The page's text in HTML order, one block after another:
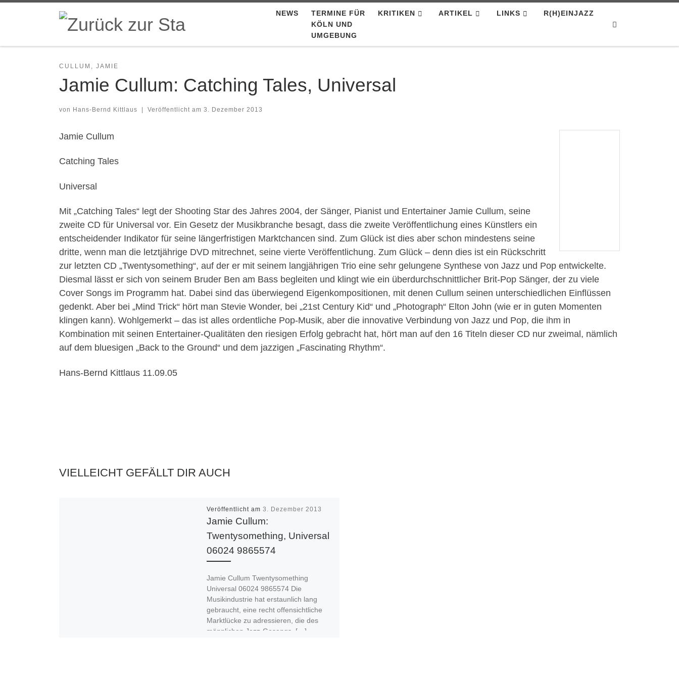
Zum Inhalt springen NEWS
TERMINE FÜR
KÖLN UND
UMGEBUNG
KRITIKEN ARTIKEL LINKS R(H)EINJAZZ
CULLUM, JAMIE
Jamie Cullum: Catching Tales, Universal
von Hans-Bernd Kittlaus | Veröffentlicht am 3. Dezember 2013
Jamie Cullum
Catching Tales
Universal
Mit „Catching Tales“ legt der Shooting Star des Jahres 2004, der Sänger, Pianist und Entertainer Jamie Cullum, seine
zweite CD für Universal vor. Ein Gesetz der Musikbranche besagt, dass die zweite Veröffentlichung eines Künstlers ein
entscheidender Indikator für seine längerfristigen Marktchancen sind. Zum Glück ist dies aber schon mindestens seine
dritte, wenn man die letztjährige DVD mitrechnet, seine vierte Veröffentlichung. Zum Glück – denn dies ist ein Rückschritt
zur letzten CD „Twentysomething“, auf der er mit seinem langjährigen Trio eine sehr gelungene Synthese von Jazz und Pop entwickelte.
Diesmal lässt er sich von seinem Bruder Ben am Bass begleiten und klingt wie ein überdurchschnittlicher Brit-Pop Sänger, der zu viele
Cover Songs im Programm hat. Dabei sind das überwiegend Eigenkompositionen, mit denen Cullum seinen unterschiedlichen Einflüssen
gedenkt. Aber bei „Mind Trick“ hört man Stevie Wonder, bei „21st Century Kid“ und „Photograph“ Elton John (wie er in guten Momenten
klingen kann). Wohlgemerkt – das ist alles ordentliche Pop-Musik, aber die innovative Verbindung von Jazz und Pop, die ihm in
Kombination mit seinen Entertainer-Qualitäten den riesigen Erfolg gebracht hat, hört man auf den 16 Titeln dieser CD nur zweimal, nämlich
auf dem bluesigen „Back to the Ground“ und dem jazzigen „Fascinating Rhythm“.
Hans-Bernd Kittlaus 11.09.05
VIELLEICHT GEFÄLLT DIR AUCH
Veröffentlicht am 3. Dezember 2013
Jamie Cullum:
Twentysomething, Universal
06024 9865574
Jamie Cullum Twentysomething
Universal 06024 9865574 Die
Musikindustrie hat erstaunlich lang
gebraucht, eine recht offensichtliche
Marktlücke zu adressieren, die des
männlichen Jazz-Gesangs. […]